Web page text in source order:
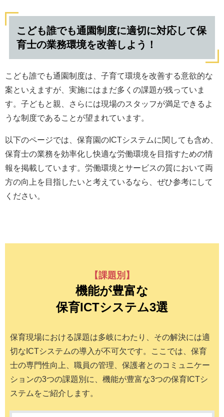
こども誰でも通園制度に適切に対応して保
育士の業務環境を改善しよう！
こども誰でも通園制度は、子育て環境を改善する意欲的な
案といえますが、実施にはまだ多くの課題が残っていま
す。子どもと親、さらには現場のスタッフが満足できるよ
うな制度であることが望まれています。
以下のページでは、保育園のICTシステムに関しても含め、
保育士の業務を効率化し快適な労働環境を目指すための情
報を掲載しています。労働環境とサービスの質において両
方の向上を目指したいと考えているなら、ぜひ参考にして
ください。
【課題別】
機能が豊富な
保育ICTシステム3選
保育現場における課題は多岐にわたり、その解決には適
切なICTシステムの導入が不可欠です。ここでは、保育
士の専門性向上、職員の管理、保護者とのコミュニケー
ションの3つの課題別に、機能が豊富な3つの保育ICTシ
ステムをご紹介します。